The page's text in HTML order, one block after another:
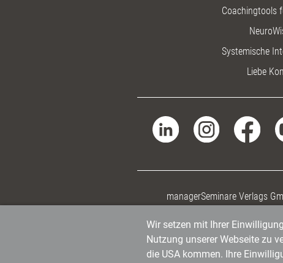
Coachingtools
Systemische
Liebe
managerSeminare Verlags
Wir setzen mit Ihrer
Nutzung unserer Webseite zu
die USA kommen. Ihre